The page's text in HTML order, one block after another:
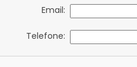
Email:
Telefone: